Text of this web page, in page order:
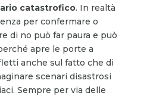
catastrofico. In realtà
per confermare o
di no può far paura e può
apre le porte a
anche sul fatto che di
scenari disastrosi
Sempre per via delle